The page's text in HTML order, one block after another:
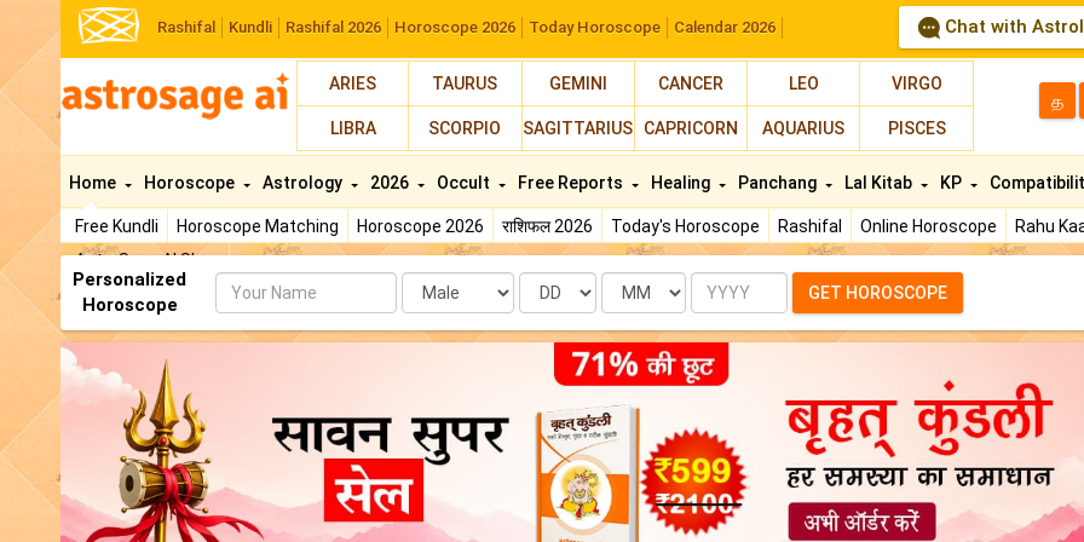
Rashifal Kundli Rashifal 2026 Horoscope 2026 Today Horoscope Calendar 2026 Chat with
ARIES TAURUS GEMINI CANCER LEO VIRGO
LIBRA SCORPIO SAGITTARIUS CAPRICORN AQUARIUS PISCES
த
Home
Free Kundli Horoscope Matching Horoscope 2026 राशिफल 2026 Today's Horoscope Rashifal Online Horoscope Rahu
AstroSage AI Shop
Horoscope Astrology 2026 Occult Free Reports Healing Panchang Lal Kitab KP
Personalized
Horoscope
Name Date Month Year GET HOROSCOPE